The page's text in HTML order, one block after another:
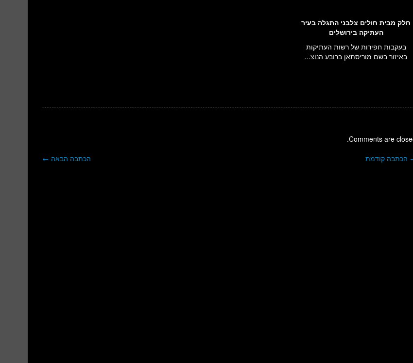
חלק מבית חולים צלבני התגלה בעיר
העתיקה בירושלים
בעקבות חפירות של רשות העתיקות
באיזור בשם מוריסתאן ברובע הנוצ...
Comments are
בפוסטים הכתבה הבאה ← הכתבה קודמת